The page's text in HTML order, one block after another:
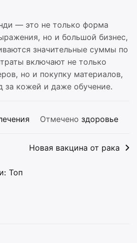
— это не только форма
но и большой бизнес,
значительные суммы по
включают не только
но и покупку материалов,
за кожей и даже обучение.
Отмечено здоровье
Топ
Новая вакцина от рака